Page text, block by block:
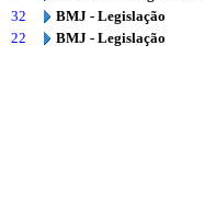
32
BMJ - Legislação
22
BMJ - Legislação